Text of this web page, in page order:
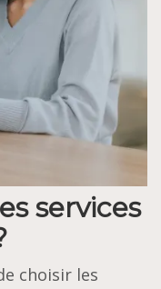
services
choisir les